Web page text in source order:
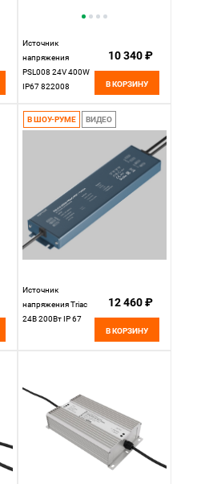
Источник
напряжения
PSL008 24V 400W
IP67 822008
10 340 ₽
В КОРЗИНУ
В ШОУ-РУМЕ ВИДЕО
Источник
напряжения Triac
24В 200Вт IP 67
12 460 ₽
В КОРЗИНУ